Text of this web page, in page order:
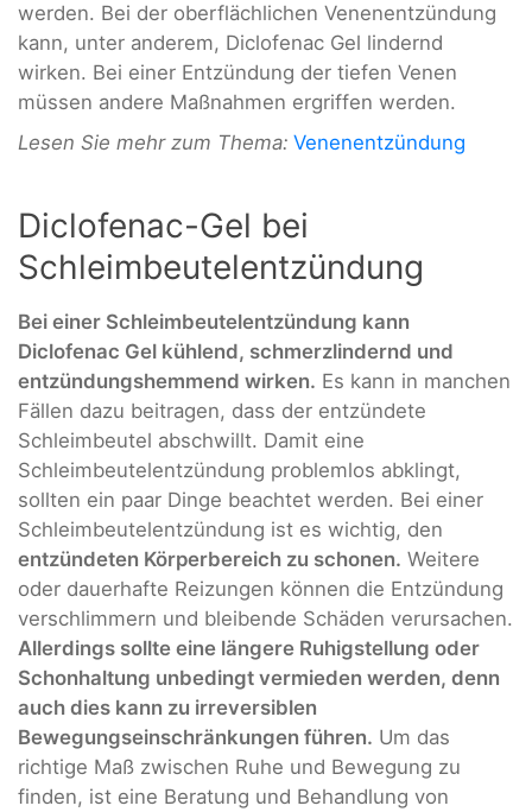
werden. Bei der oberflächlichen Venenentzündung
kann, unter anderem, Diclofenac Gel lindernd
wirken. Bei einer Entzündung der tiefen Venen
müssen andere Maßnahmen ergriffen werden.
Lesen Sie mehr zum Thema: Venenentzündung
Diclofenac-Gel bei
Schleimbeutelentzündung
Bei einer Schleimbeutelentzündung kann
Diclofenac Gel kühlend, schmerzlindernd und
entzündungshemmend wirken. Es kann in manchen
Fällen dazu beitragen, dass der entzündete
Schleimbeutel abschwillt. Damit eine
Schleimbeutelentzündung problemlos abklingt,
sollten ein paar Dinge beachtet werden. Bei einer
Schleimbeutelentzündung ist es wichtig, den
entzündeten Körperbereich zu schonen. Weitere
oder dauerhafte Reizungen können die Entzündung
verschlimmern und bleibende Schäden verursachen.
Allerdings sollte eine längere Ruhigstellung oder
Schonhaltung unbedingt vermieden werden, denn
auch dies kann zu irreversiblen
Bewegungseinschränkungen führen. Um das
richtige Maß zwischen Ruhe und Bewegung zu
finden, ist eine Beratung und Behandlung von